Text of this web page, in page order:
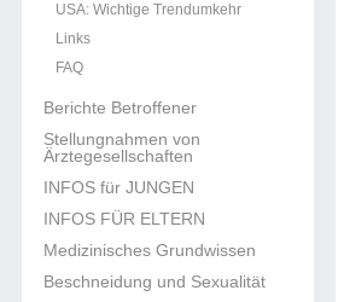
USA: Wichtige Trendumkehr
Links
FAQ
Berichte Betroffener
Stellungnahmen von
Ärztegesellschaften
INFOS für JUNGEN
INFOS FÜR ELTERN
Medizinisches Grundwissen
Beschneidung und Sexualität